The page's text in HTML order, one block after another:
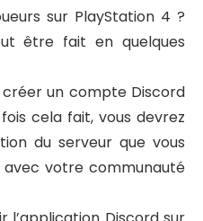
sur PlayStation 4 ?
être fait en quelques
créer un compte Discord
cela fait, vous devrez
du serveur que vous
votre communauté